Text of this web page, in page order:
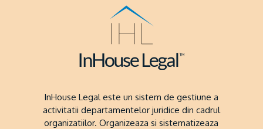
InHouse Legal este un sistem de gestiune a
activitatii departamentelor juridice din cadrul
organizatiilor. Organizeaza si sistematizeaza